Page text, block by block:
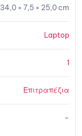
34,0 × 7,5 × 25,0 cm
Laptop
1
Επιτραπέζια
–